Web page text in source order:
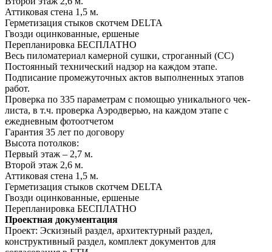
Аттиковая стена 1,5 м.
Герметизация стыков скотчем DELTA
Гвозди оцинкованные, ершеные
Перепланировка БЕСПЛАТНО
Весь пиломатериал камерной сушки, строганный (СС)
Постоянный технический надзор на каждом этапе.
Подписание промежуточных актов выполненных этапов
работ.
Проверка по 335 параметрам с помощью уникального чек-
листа, в т.ч. проверка Аэродверью, на каждом этапе с
ежедневным фотоотчетом
Гарантия 35 лет по договору
Высота потолков:
Первый этаж – 2,7 м.
Второй этаж 2,6 м.
Аттиковая стена 1,5 м.
Герметизация стыков скотчем DELTA
Гвозди оцинкованные, ершеные
Перепланировка БЕСПЛАТНО
Проектная документация
Проект: Эскизный раздел, архитектурный раздел,
конструктивный раздел, комплект документов для